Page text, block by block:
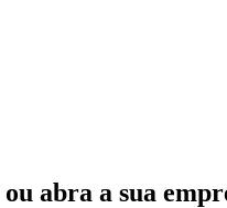
ou abra a sua